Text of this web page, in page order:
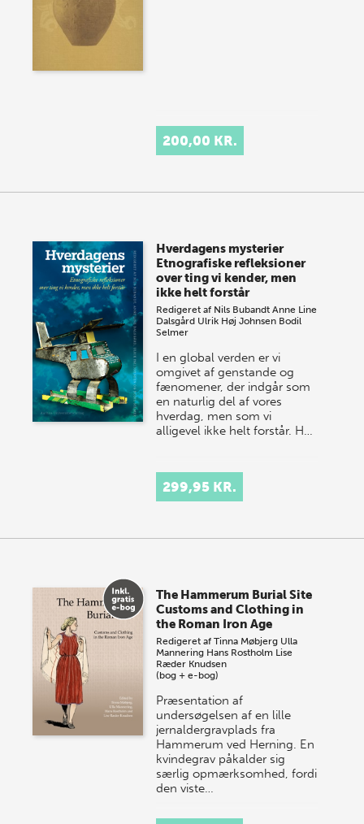
200,00 KR.
Hverdagens mysterier
Etnografiske refleksioner
over ting vi kender, men
ikke helt forstår
Redigeret af Nils Bubandt Anne Line
Dalsgård Ulrik Høj Johnsen Bodil
Selmer
I en global verden er vi
omgivet af genstande og
fænomener, der indgår som
en naturlig del af vores
hverdag, men som vi
alligevel ikke helt forstår. H…
299,95 KR.
The Hammerum Burial Site
Customs and Clothing in
the Roman Iron Age
Redigeret afTinna Møbjerg Ulla
Mannering Hans Rostholm Lise
Ræder Knudsen
(bog + e-bog)
Præsentation af
undersøgelsen af en lille
jernaldergravplads fra
Hammerum ved Herning. En
kvindegrav påkalder sig
særlig opmærksomhed, fordi
den viste…